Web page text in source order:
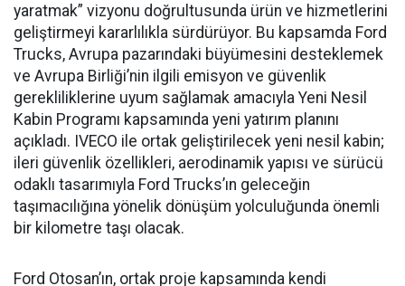
yaratmak” vizyonu doğrultusunda ürün ve hizmetlerini
geliştirmeyi kararlılıkla sürdürüyor. Bu kapsamda Ford
Trucks, Avrupa pazarındaki büyümesini desteklemek
ve Avrupa Birliği’nin ilgili emisyon ve güvenlik
gerekliliklerine uyum sağlamak amacıyla Yeni Nesil
Kabin Programı kapsamında yeni yatırım planını
açıkladı. IVECO ile ortak geliştirilecek yeni nesil kabin;
ileri güvenlik özellikleri, aerodinamik yapısı ve sürücü
odaklı tasarımıyla Ford Trucks’ın geleceğin
taşımacılığına yönelik dönüşüm yolculuğunda önemli
bir kilometre taşı olacak.
Ford Otosan’ın, ortak proje kapsamında kendi